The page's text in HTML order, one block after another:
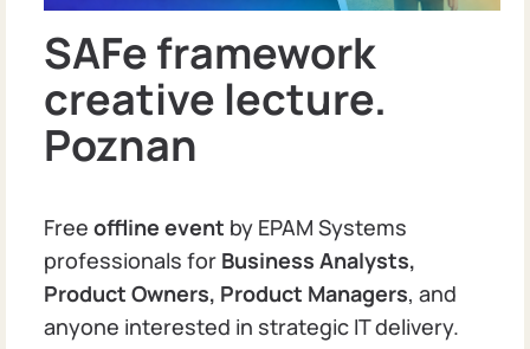
SAFe framework
creative lecture.
Poznan
Free offline event by EPAM Systems
professionals for Business Analysts,
Product Owners, Product Managers, and
anyone interested in strategic IT delivery.